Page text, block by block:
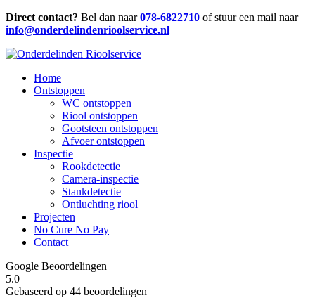
Direct contact? Bel dan naar078-6822710 of stuur een mail naar
info@onderdelindenrioolservice.nl
Home
Ontstoppen
WC ontstoppen
Riool ontstoppen
Gootsteen ontstoppen
Afvoer ontstoppen
Inspectie
Rookdetectie
Camera-inspectie
Stankdetectie
Ontluchting riool
Projecten
No Cure No Pay
Contact
Google Beoordelingen
5.0
Gebaseerd op 44 beoordelingen